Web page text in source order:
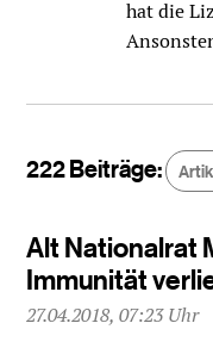
hat die
222 Beiträge:
Alt Nationalrat
Immunität
27.04.2018, 07:23 Uhr